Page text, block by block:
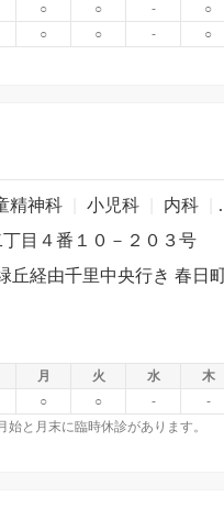
○ ○ -
○
○ ○ - ○
精神科 小児科 内科
目４番１０－２０３号
月 火 水
木
○ ○ -
-
と月末に臨時休診があります。